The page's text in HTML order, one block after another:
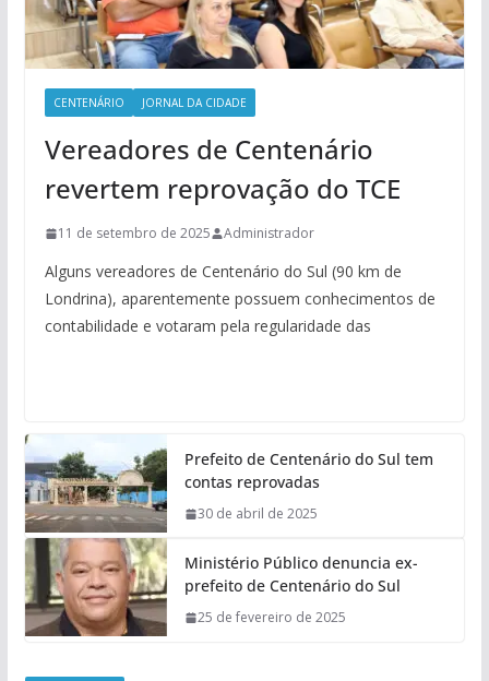
CENTENÁRIO JORNAL DA CIDADE
Vereadores de Centenário
revertem reprovação do TCE
11 de setembro de 2025 Administrador
Alguns vereadores de Centenário do Sul (90 km de
Londrina), aparentemente possuem conhecimentos de
contabilidade e votaram pela regularidade das
Prefeito de Centenário do Sul tem
contas reprovadas
30 de abril de 2025
Ministério Público denuncia ex-
prefeito de Centenário do Sul
25 de fevereiro de 2025